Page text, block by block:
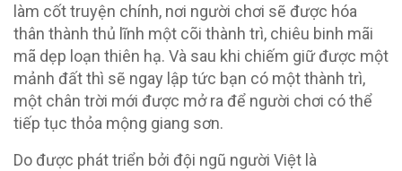
làm cốt truyện chính, nơi người chơi sẽ được hóa
thân thành thủ lĩnh một cõi thành trì, chiêu binh mãi
mã dẹp loạn thiên hạ. Và sau khi chiếm giữ được một
mảnh đất thì sẽ ngay lập tức bạn có một thành trì,
một chân trời mới được mở ra để người chơi có thể
tiếp tục thỏa mộng giang sơn.
Do được phát triển bởi đội ngũ người Việt là